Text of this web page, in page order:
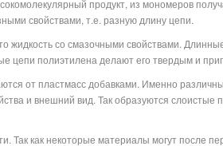
продукт, из мономеров
свойствами, т.е. разную длину цепи.
жидкость со смазочными свойствами.
цепи полиэтилена делают его твердым и
от пластмасс добавками. Именно
и внешний вид. Так образуются слоистые
как некоторые материалы могут после